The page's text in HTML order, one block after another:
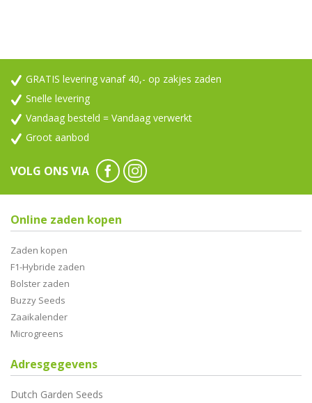
GRATIS levering vanaf 40,- op zakjes zaden
Snelle levering
Vandaag besteld = Vandaag verwerkt
Groot aanbod
VOLG ONS VIA
Online zaden kopen
Zaden kopen
F1-Hybride zaden
Bolster zaden
Buzzy Seeds
Zaaikalender
Microgreens
Adresgegevens
Dutch Garden Seeds